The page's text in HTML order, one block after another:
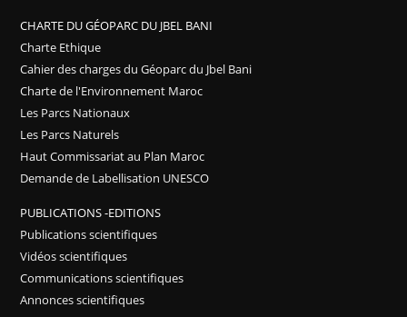
CHARTE DU GÉOPARC DU JBEL BANI
Charte Ethique
Cahier des charges du Géoparc du Jbel Bani
Charte de l'Environnement Maroc
Les Parcs Nationaux
Les Parcs Naturels
Haut Commissariat au Plan Maroc
Demande de Labellisation UNESCO
PUBLICATIONS -EDITIONS
Publications scientifiques
Vidéos scientifiques
Communications scientifiques
Annonces scientifiques